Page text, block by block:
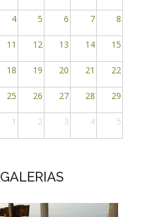
4 5 6 7 8
11 12 13 14 15
18 19 20 21 22
25 26 27 28 29
1 2 3 4 5
GALERIAS